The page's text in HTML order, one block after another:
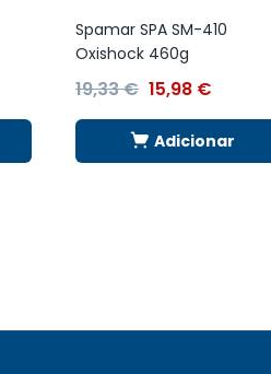
Spamar SPA SM-410
Oxishock 460g
19,33€ 15,98 €
Adicionar